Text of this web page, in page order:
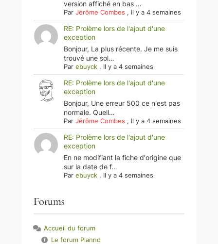
version affiché en bas …
ParJérôme Combes , Il y a 4 semaines
RE: Prolème lors de l'ajout d'une
exception
Bonjour, La plus récente. Je me suis
trouvé une sol…
Parebuyck , Il y a 4 semaines
RE: Prolème lors de l'ajout d'une
exception
Bonjour, Une erreur 500 ce n'est pas
normale. Quell…
ParJérôme Combes , Il y a 4 semaines
RE: Prolème lors de l'ajout d'une
exception
En ne modifiant la fiche d'origine que
sur la date de f…
Parebuyck , Il y a 4 semaines
Forums
Accueil du forum
Le forum Planno